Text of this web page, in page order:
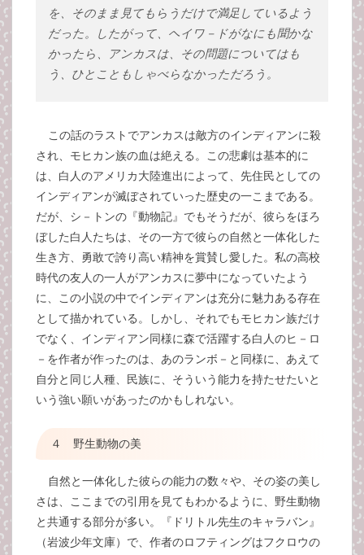
を、そのまま見てもらうだけで満足しているよう
だった。したがって、ヘイワ－ドがなにも聞かな
かったら、アンカスは、その問題についてはも
う、ひとこともしゃべらなかっただろう。
この話のラストでアンカスは敵方のインディアンに殺
され、モヒカン族の血は絶える。この悲劇は基本的に
は、白人のアメリカ大陸進出によって、先住民としての
インディアンが滅ぼされていった歴史の一こまである。
だが、シ－トンの『動物記』でもそうだが、彼らをほろ
ぼした白人たちは、その一方で彼らの自然と一体化した
生き方、勇敢で誇り高い精神を賞賛し愛した。私の高校
時代の友人の一人がアンカスに夢中になっていたよう
に、この小説の中でインディアンは充分に魅力ある存在
として描かれている。しかし、それでもモヒカン族だけ
でなく、インディアン同様に森で活躍する白人のヒ－ロ
－を作者が作ったのは、あのランボ－と同様に、あえて
自分と同じ人種、民族に、そういう能力を持たせたいと
いう強い願いがあったのかもしれない。
４ 野生動物の美
自然と一体化した彼らの能力の数々や、その姿の美し
さは、ここまでの引用を見てもわかるように、野生動物
と共通する部分が多い。『ドリトル先生のキャラバン』
（岩波少年文庫）で、作者のロフティングはフクロウの